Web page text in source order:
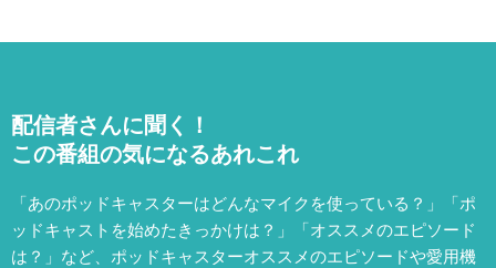
配信者さんに聞く！
この番組の気になるあれこれ
「あのポッドキャスターはどんなマイクを使っている？」「ポ
ッドキャストを始めたきっかけは？」「オススメのエピソード
は？」など、 ポッドキャスターオススメのエピソードや愛用機